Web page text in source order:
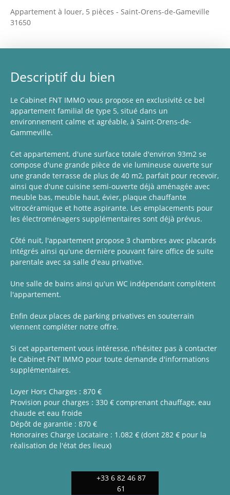
Appartement à louer, 5 pièces - Saint-Orens-de-Gameville
31650
Descriptif du bien
Le Cabinet FNT IMMO vous propose en exclusivité ce bel
appartement familial de type 5, situé dans un
environnement calme et agréable, à Saint-Orens-de-
Gammeville.
Cet appartement, d'une surface totale d'environ 93m2 se
compose d'une grande pièce de vie lumineuse ouverte sur
une grande terrasse de plus de 40 m2, parfait pour recevoir,
ainsi que d'une cuisine semi-ouverte déjà aménagée avec
meuble bas, meuble haut, évier, plaque chauffante
vitrocéramique et hotte aspirante. Les emplacements pour
les électroménagers supplémentaires sont déjà prévus.
Côté nuit, l'appartement propose 3 chambres avec placards
intégrés ainsi qu'une dernière pouvant faire office de suite
parentale avec sa salle d'eau privative.
Une salle de bains ainsi qu'un WC indépendant complètent
l'appartement.
Enfin deux places de parking privatives en souterrain
viennent compléter notre offre.
Si cet appartement vous intéresse, n'hésitez pas à contacter
le Cabinet FNT IMMO pour toute demande d'informations
supplémentaires.
Loyer Hors Charges : 870 €
Provision pour charges : 330 € comprenant chauffage, eau
chaude et eau froide
Dépôt de garantie : 870 €
Honoraires Charge Locataire : 1.082 € (dont 282 € pour la
réalisation de l'état des lieux)
+33 6 82 46 87
61